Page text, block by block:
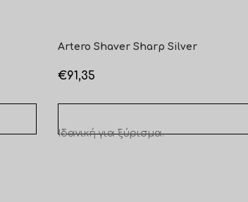
Artero Shaver Sharp Silver
€91,35
Ιδανική για ξύρισμα.